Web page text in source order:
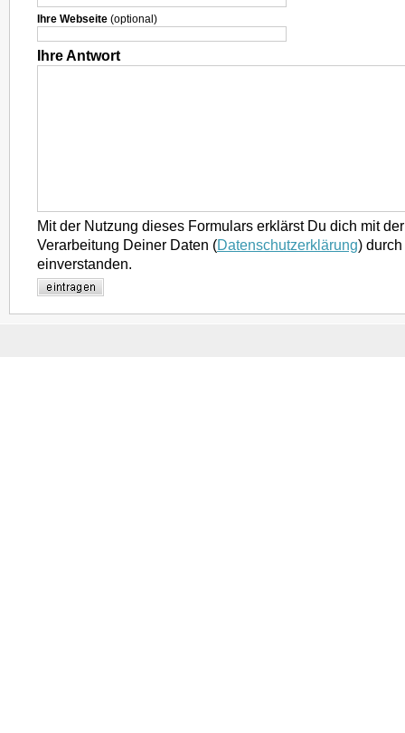
Ihre Webseite (optional)
Ihre Antwort
Mit der Nutzung dieses Formulars erklärst Du dich mit
Verarbeitung Deiner Daten (Datenschutzerklärung)
einverstanden.